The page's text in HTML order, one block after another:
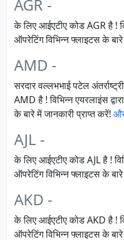
AGR -
के लिए आईएटीए कोड AGR है !
ऑपरेटिंग विभिन्न फ्लाइटस के
AMD -
सरदार वल्लभभाई पटेल
AMD है ! विभिन्न एयरलाइंस
के बारे में जानकारी प्राप्त करें!
AJL -
के लिए आईएटीए कोड AJL है !
ऑपरेटिंग विभिन्न फ्लाइटस के
AKD -
के लिए आईएटीए कोड AKD है !
ऑपरेटिंग विभिन्न फ्लाइटस के